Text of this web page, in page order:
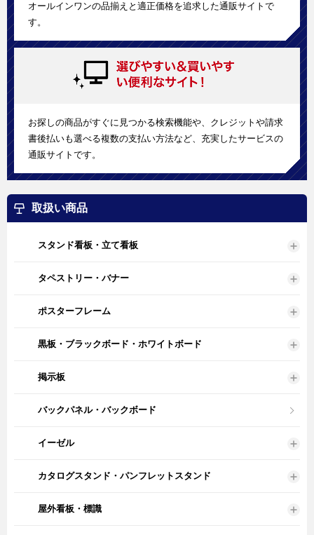
オールインワンの品揃えと適正価格を追求した通販サイトで
す。
お探しの商品がすぐに見つかる検索機能や、クレジットや請求
書後払いも選べる複数の支払い方法など、充実したサービスの
通販サイトです。
取扱い商品
スタンド看板・立て看板
タペストリー・バナー
ポスターフレーム
黒板・ブラックボード・ホワイトボード
掲示板
バックパネル・バックボード
イーゼル
カタログスタンド・パンフレットスタンド
屋外看板・標識